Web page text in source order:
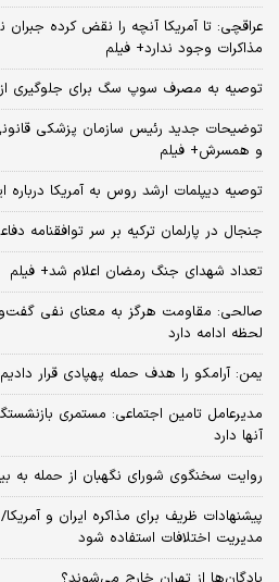
عراقچی: تا آمریکا آنچه را نقض کرده
مذاکرات وجود ندارد+ فیلم
توصیه به مصرف سوپ سگ برای جلوگیری از
توضیحات جدید رئیس سازمان پزشکی
و همسرش+ فیلم
توصیه دیپلمات ارشد روس به آمریکا درباره
جنجال در پارلمان ترکیه بر سر توافقنامه
تعداد شهدای جنگ رمضان اعلام شد+ فیلم
صالحی: مقاومت هرگز به معنای نفی
لحظه ادامه دارد
یمن: آرامکو را هدف حمله پهپادی قرار دادیم
مدیرعامل تامین اجتماعی: مستمری
آنها دارد
روایت سخنگوی شورای نگهبان از حمله به بیت رهبری
پیشنهادات ظریف برای مذاکره ایران و
مدیریت اختلافات استفاده شود